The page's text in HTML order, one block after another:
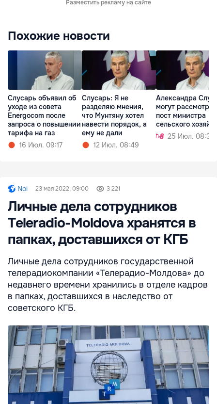
Разместить рекламу на сайте
Похожие новости
Слусарь объявил об
уходе из совета
Energocom после
запроса о повышении
тарифа на газ
16 Июл. 09:17
Слусарь: Я не
разделяю мнения,
что Мунтяну хотел
навести порядок, а
ему не дали
12 Июл. 08:49
Александра
могут
пост министра
сельского
25 Июл. 08:36
Noi 23 мая 2022, 09:00 3 221
Личные дела сотрудников
Teleradio-Moldova хранятся в
папках, доставшихся от КГБ
Личные дела сотрудников государственной
телерадиокомпании «Телерадио-Молдова» до
недавнего времени хранились в отделе кадров
в папках, доставшихся в наследство от
советского КГБ.